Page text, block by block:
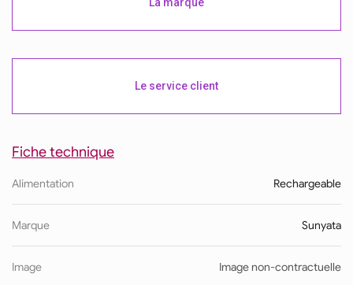
Le service client
Fiche technique
Alimentation Rechargeable
Marque Sunyata
Image Image non-contractuelle